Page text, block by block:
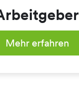
Mehr erfahren